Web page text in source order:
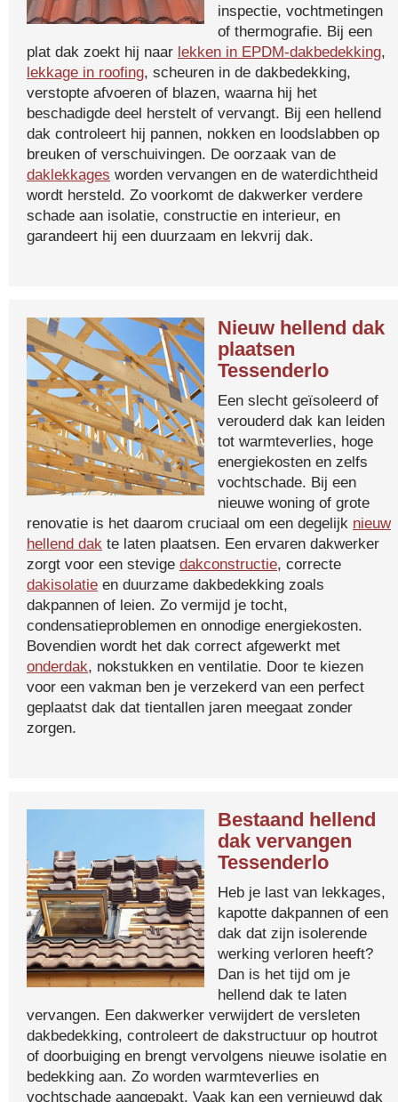
inspectie, vochtmetingen
of thermografie. Bij een
plat dak zoekt hij naar lekken in EPDM-dakbedekking,
lekkage in roofing, scheuren in de dakbedekking,
verstopte afvoeren of blazen, waarna hij het
beschadigde deel herstelt of vervangt. Bij een hellend
dak controleert hij pannen, nokken en loodslabben op
breuken of verschuivingen. De oorzaak van de
daklekkages worden vervangen en de waterdichtheid
wordt hersteld. Zo voorkomt de dakwerker verdere
schade aan isolatie, constructie en interieur, en
garandeert hij een duurzaam en lekvrij dak.
Nieuw hellend dak
plaatsen
Tessenderlo
Een slecht geïsoleerd of
verouderd dak kan leiden
tot warmteverlies, hoge
energiekosten en zelfs
vochtschade. Bij een
nieuwe woning of grote
renovatie is het daarom cruciaal om een degelijk nieuw
hellend dak te laten plaatsen. Een ervaren dakwerker
zorgt voor een stevige dakconstructie, correcte
dakisolatie en duurzame dakbedekking zoals
dakpannen of leien. Zo vermijd je tocht,
condensatieproblemen en onnodige energiekosten.
Bovendien wordt het dak correct afgewerkt met
onderdak, nokstukken en ventilatie. Door te kiezen
voor een vakman ben je verzekerd van een perfect
geplaatst dak dat tientallen jaren meegaat zonder
zorgen.
Bestaand hellend
dak vervangen
Tessenderlo
Heb je last van lekkages,
kapotte dakpannen of een
dak dat zijn isolerende
werking verloren heeft?
Dan is het tijd om je
hellend dak te laten
vervangen. Een dakwerker verwijdert de versleten
dakbedekking, controleert de dakstructuur op houtrot
of doorbuiging en brengt vervolgens nieuwe isolatie en
bedekking aan. Zo worden warmteverlies en
vochtschade aangepakt. Vaak kan een vernieuwd dak